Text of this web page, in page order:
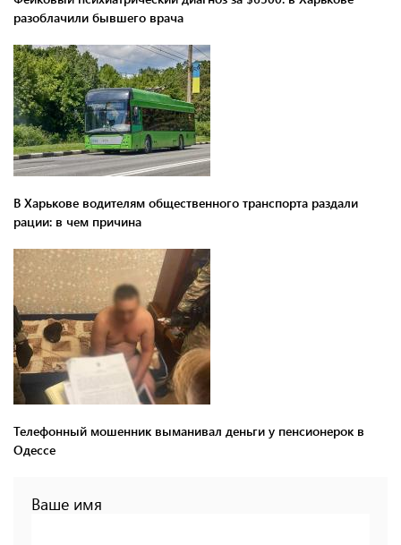
разоблачили бывшего врача
В Харькове водителям общественного транспорта раздали
рации: в чем причина
Телефонный мошенник выманивал деньги у пенсионерок в
Одессе
Ваше имя